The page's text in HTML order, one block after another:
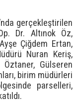
gerçekleştirilen
Dr. Altınok Öz,
Çiğdem Ertan,
Nuran Keriş,
Öztaner, Gülseren
birim müdürleri
parselleri,